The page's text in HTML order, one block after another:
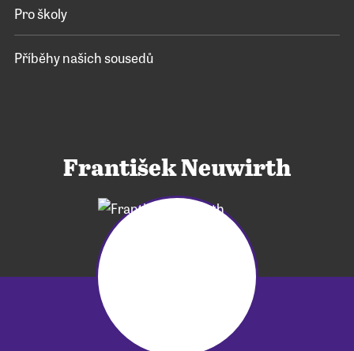
Pro školy
Příběhy našich sousedů
František Neuwirth